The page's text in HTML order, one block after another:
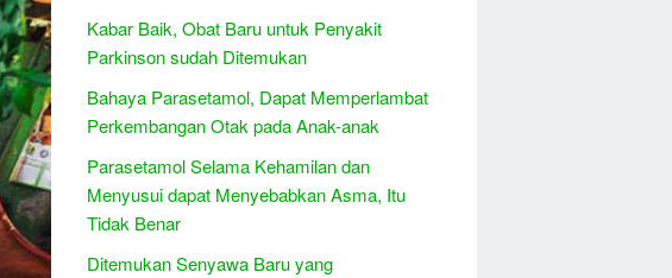
Kabar Baik, Obat Baru untuk Penyakit
Parkinson sudah Ditemukan
Bahaya Parasetamol, Dapat Memperlambat
Perkembangan Otak pada Anak-anak
Parasetamol Selama Kehamilan dan
Menyusui dapat Menyebabkan Asma, Itu
Tidak Benar
Ditemukan Senyawa Baru yang